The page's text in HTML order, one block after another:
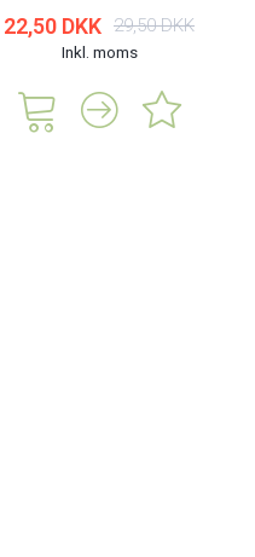
22,50 DKK 29,50 DKK
Inkl. moms